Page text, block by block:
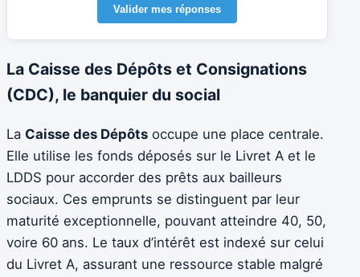
Valider mes réponses
La Caisse des Dépôts et Consignations
(CDC), le banquier du social
La Caisse des Dépôts occupe une place centrale.
Elle utilise les fonds déposés sur le Livret A et le
LDDS pour accorder des prêts aux bailleurs
sociaux. Ces emprunts se distinguent par leur
maturité exceptionnelle, pouvant atteindre 40, 50,
voire 60 ans. Le taux d’intérêt est indexé sur celui
du Livret A, assurant une ressource stable malgré